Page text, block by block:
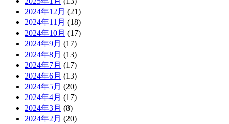
2024年12月 (21)
2024年11月 (18)
2024年10月 (17)
2024年9月 (17)
2024年8月 (13)
2024年7月 (17)
2024年6月 (13)
2024年5月 (20)
2024年4月 (17)
2024年3月 (8)
2024年2月 (20)